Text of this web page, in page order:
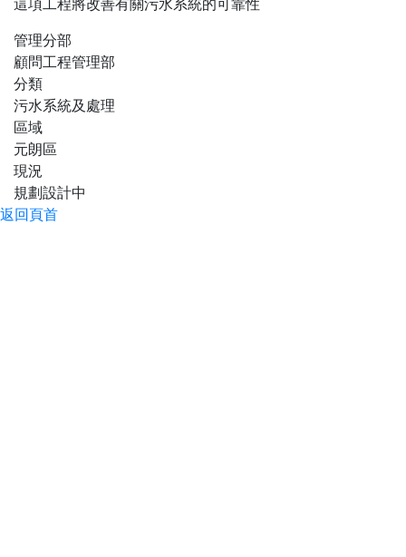
這項工程將改善有關污水系統的可靠性
管理分部
顧問工程管理部
分類
污水系統及處理
區域
元朗區
現況
規劃設計中
返回頁首